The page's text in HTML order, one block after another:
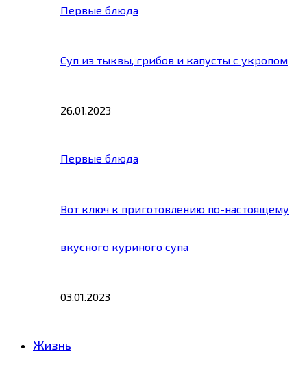
Первые блюда
Суп из тыквы, грибов и капусты с укропом
26.01.2023
Первые блюда
Вот ключ к приготовлению по-настоящему
вкусного куриного супа
03.01.2023
Жизнь